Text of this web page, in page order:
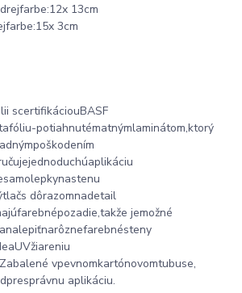
farbe:12x 13cm
farbe:15x 3cm
scertifikáciouBASF
fóliu-potiahnutématnýmlaminátom,ktorý
poškodením
jednoduchúaplikáciu
samolepkynastenu
tlačs dôrazomnadetail
farebnépozadie,takže jemožné
nalepiťnarôznefarebnésteny
aUVžiareniu
Zabalené vpevnomkartónovomtubuse,
presprávnu aplikáciu.